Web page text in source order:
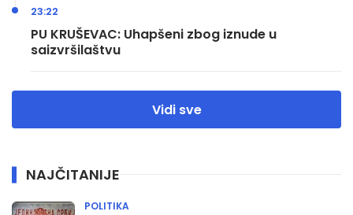
PU KRUŠEVAC: Uhapšeni zbog iznude u
saizvršilaštvu
23:22
Vidi sve
NAJČITANIJE
POLITIKA